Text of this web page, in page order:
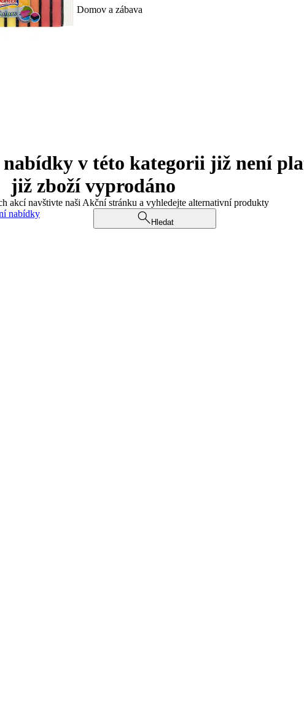
Domov a zábava
v této kategorii již není
již zboží vyprodáno
akcí navštivte naši Akční stránku a vyhledejte alternativní produkty
nabídky
Hledat